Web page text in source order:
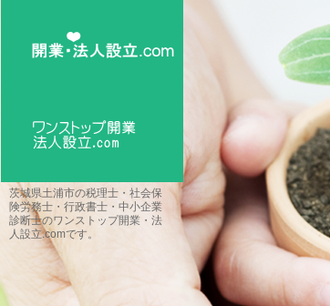
茨城県土浦市の税理士・社会保
険労務士・行政書士・中小企業
診断士のワンストップ開業・法
人設立.comです。